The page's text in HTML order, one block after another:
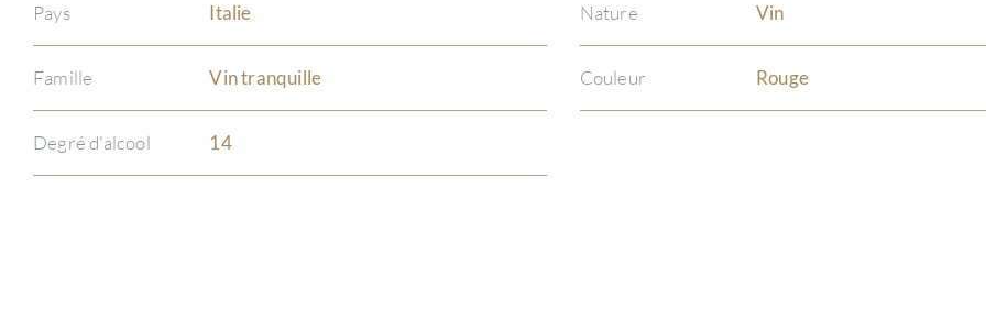
Pays Italie Nature Vin
Famille Vin tranquille Couleur Rouge
Degré d'alcool 14